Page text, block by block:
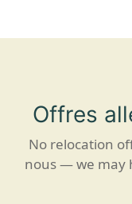
Offres
No relocation
nous— we may